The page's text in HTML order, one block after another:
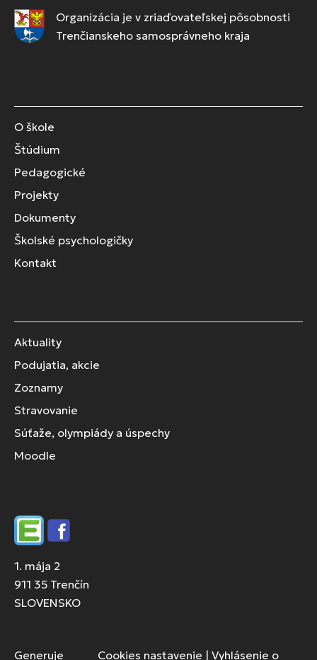
Organizácia je v zriaďovateľskej pôsobnosti
Trenčianskeho samosprávneho kraja
O škole
Štúdium
Pedagogické
Projekty
Dokumenty
Školské psychologičky
Kontakt
Aktuality
Podujatia, akcie
Zoznamy
Stravovanie
Súťaže, olympiády a úspechy
Moodle
EdupageFacebook
1. mája 2
911 35 Trenčín
SLOVENSKO
Generuje Cookies nastavenie | Vyhlásenie o